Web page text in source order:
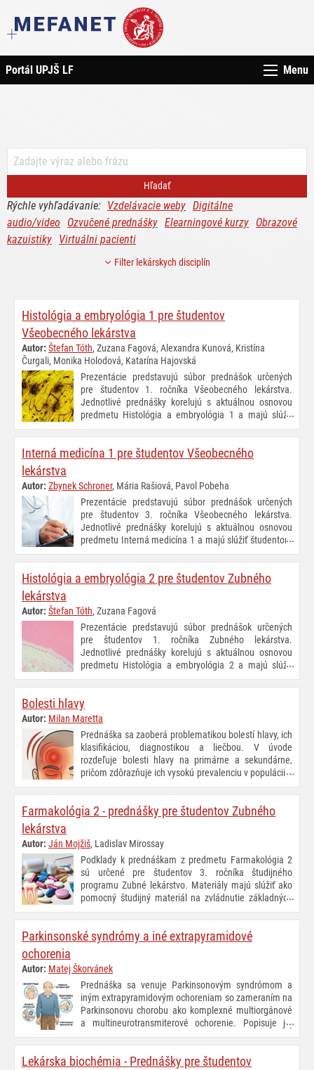
Portál UPJŠ LF Menu
Rýchle vyhľadávanie: Vzdelávacie weby Digitálne
audio/video
Ozvučené prednášky Elearningové kurzy Obrazové
kazuistiky Virtuálni pacienti
Filter lekárskych disciplín
Histológia a embryológia 1 pre študentov
Všeobecného lekárstva
Autor: Štefan Tóth, Zuzana Fagová, Alexandra Kunová, Kristína
Čurgali, Monika Holodová, Katarína Hajovská
Prezentácie predstavujú súbor prednášok určených
pre študentov 1. ročníka Všeobecného lekárstva.
Jednotlivé prednášky korelujú s aktuálnou osnovou
predmetu Histológia a embryológia 1 a majú slúžiť
študentom ako pomocný učebný materiál špecifikujúci
rozsah preberanej problematiky, ktorý je potrebné zvládnuť v prvom
roku štúdia.
Interná medicína 1 pre študentov Všeobecného
lekárstva
Autor: Zbynek Schroner, Mária Rašiová, Pavol Pobeha
Prezentácie predstavujú súbor prednášok určených
pre študentov 3. ročníka Všeobecného lekárstva.
Jednotlivé prednášky korelujú s aktuálnou osnovou
predmetu Interná medicína 1 a majú slúžiť študentom
ako pomocný učebný materiál špecifikujúci rozsah
preberanej problematiky, ktorý je potrebné zvládnuť v letnom semestri
tretieho roka štúdia.
Histológia a embryológia 2 pre študentov Zubného
lekárstva
Autor: Štefan Tóth, Zuzana Fagová
Prezentácie predstavujú súbor prednášok určených
pre študentov 1. ročníka Zubného lekárstva.
Jednotlivé prednášky korelujú s aktuálnou osnovou
predmetu Histológia a embryológia 2 a majú slúžiť
študentom ako pomocný učebný materiál špecifikujúci
rozsah preberanej problematiky, ktorý je potrebné zvládnuť v prvom
roku štúdia.
Bolesti hlavy
Autor: Milan Maretta
Prednáška sa zaoberá problematikou bolestí hlavy, ich
klasifikáciou, diagnostikou a liečbou. V úvode
rozdeľuje bolesti hlavy na primárne a sekundárne,
pričom zdôrazňuje ich vysokú prevalenciu v populácii a
význam v klinickej praxi. Osobitná pozornosť je
venovaná „red flags“ príznakom, ktoré upozorňujú na závažnú
sekundárnu príčinu, a systematickému prístupu k anamnéze a
hodnoteniu charakteru bolesti.
Farmakológia 2 - prednášky pre študentov Zubného
lekárstva
Autor: Ján Mojžiš, Ladislav Mirossay
Podklady k prednáškam z predmetu Farmakológia 2
sú určené pre študentov 3. ročníka študijného
programu Zubné lekárstvo. Materiály majú slúžiť ako
pomocný študijný materiál na zvládnutie základných
princípov farmakológie a získanie prehľadu o
jednotlivých skupinách liečiv používaných v humánnej medicíne.
Parkinsonské syndrómy a iné extrapyramidové
ochorenia
Autor: Matej Škorvánek
Prednáška sa venuje Parkinsonovým syndrómom a
iným extrapyramidovým ochoreniam so zameraním na
Parkinsonovu chorobu ako komplexné multiorgánové
a multineurotransmiterové ochorenie. Popisuje jej
patofyziológiu, genetické a environmentálne rizikové
faktory, epidemiológiu a vývoj diagnostických kritérií od preklinických
až po klinicky manifestné štádiá.
Lekárska biochémia - Prednášky pre študentov